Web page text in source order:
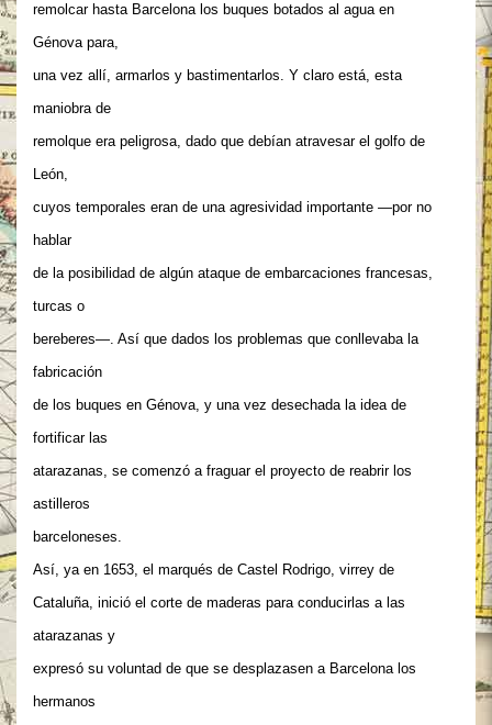
remolcar hasta Barcelona los buques botados al agua en
Génova para,
una vez allí, armarlos y bastimentarlos. Y claro está, esta
maniobra de
remolque era peligrosa, dado que debían atravesar el golfo de
León,
cuyos temporales eran de una agresividad importante —por no
hablar
de la posibilidad de algún ataque de embarcaciones francesas,
turcas o
bereberes—. Así que dados los problemas que conllevaba la
fabricación
de los buques en Génova, y una vez desechada la idea de
fortificar las
atarazanas, se comenzó a fraguar el proyecto de reabrir los
astilleros
barceloneses.
Así, ya en 1653, el marqués de Castel Rodrigo, virrey de
Cataluña, inició el corte de maderas para conducirlas a las
atarazanas y
expresó su voluntad de que se desplazasen a Barcelona los
hermanos